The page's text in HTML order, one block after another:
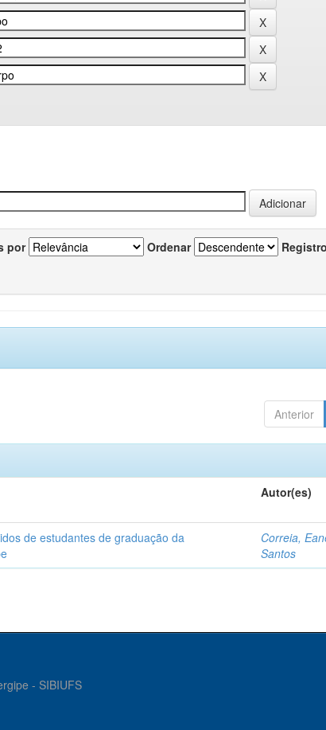
por Ordenar
Anterior
Autor(es)
de estudantes de graduação da
Correia,
Santos
- SIBIUFS